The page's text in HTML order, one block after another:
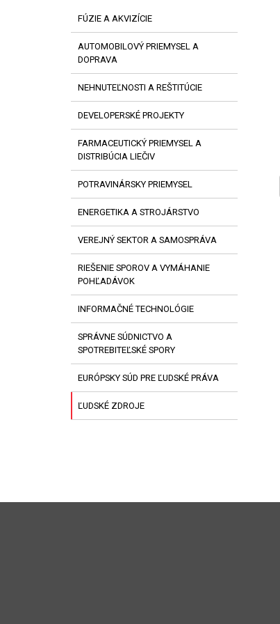
FÚZIE A AKVIZÍCIE
AUTOMOBILOVÝ PRIEMYSEL A
DOPRAVA
NEHNUTEĽNOSTI A REŠTITÚCIE
DEVELOPERSKÉ PROJEKTY
FARMACEUTICKÝ PRIEMYSEL A
DISTRIBÚCIA LIEČIV
POTRAVINÁRSKY PRIEMYSEL
ENERGETIKA A STROJÁRSTVO
VEREJNÝ SEKTOR A SAMOSPRÁVA
RIEŠENIE SPOROV A VYMÁHANIE
POHĽADÁVOK
INFORMAČNÉ TECHNOLÓGIE
SPRÁVNE SÚDNICTVO A
SPOTREBITEĽSKÉ SPORY
EURÓPSKY SÚD PRE ĽUDSKÉ PRÁVA
ĽUDSKÉ ZDROJE